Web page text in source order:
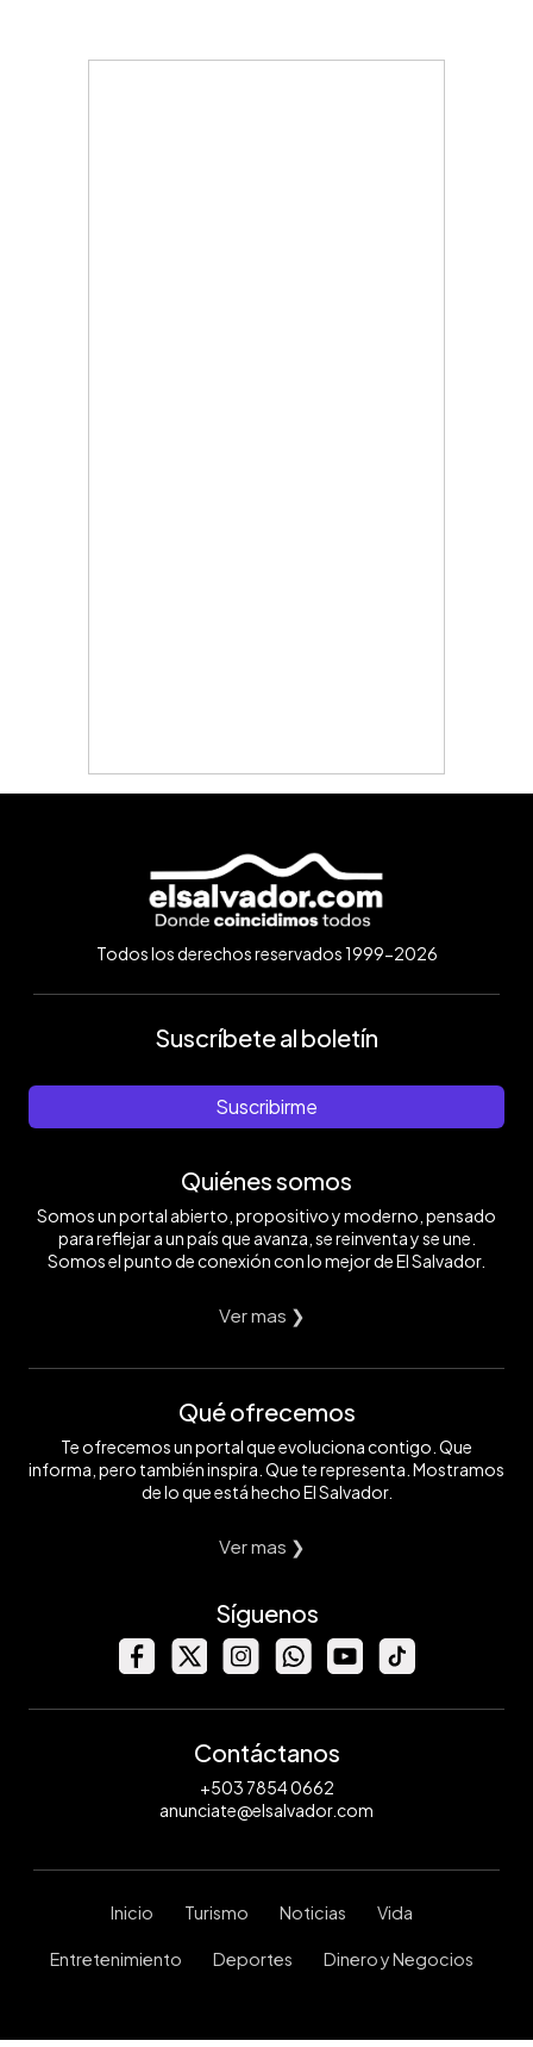
Todos los derechos reservados 1999-2026
Suscríbete al boletín
Suscribirme
Quiénes somos
Somos un portal abierto, propositivo y moderno, pensado
para reflejar a un país que avanza, se reinventa y se une.
Somos el punto de conexión con lo mejor de El Salvador.
Ver mas ❯
Qué ofrecemos
Te ofrecemos un portal que evoluciona contigo. Que
informa, pero también inspira. Que te representa. Mostramos
de lo que está hecho El Salvador.
Ver mas ❯
Síguenos
Contáctanos
+503 7854 0662
anunciate@elsalvador.com
Inicio Turismo Noticias Vida
Entretenimiento Deportes Dinero y Negocios